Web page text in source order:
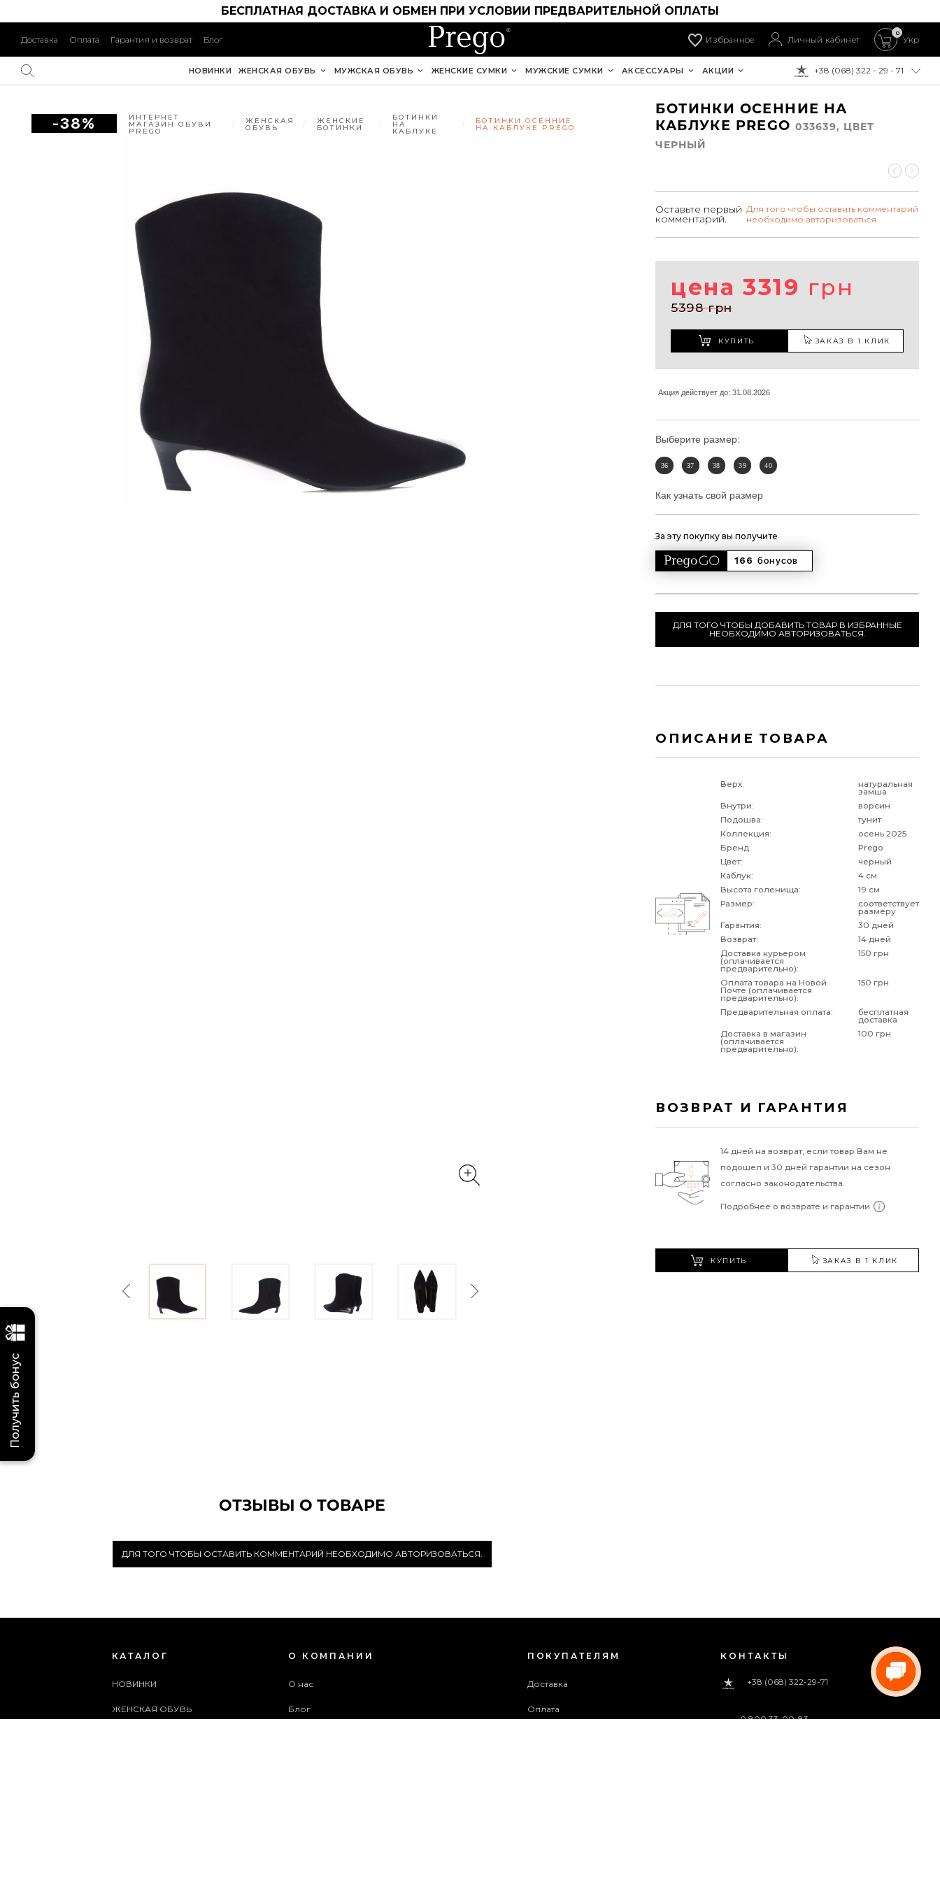
БЕСПЛАТНАЯ ДОСТАВКА И ОБМЕН ПРИ УСЛОВИИ ПРЕДВАРИТЕЛЬНОЙ ОПЛАТЫ
Доставка Оплата Гарантия и возврат Блог Избранное Личный кабинет
0
Укр
К ОПЛАТЕ:
+38 (068) 322 - 29 - 71
НОВИНКИ ЖЕНСКАЯ ОБУВЬ МУЖСКАЯ ОБУВЬ ЖЕНСКИЕ СУМКИ МУЖСКИЕ СУМКИ АКСЕССУАРЫ АКЦИИ
-38% ИНТЕРНЕТ
МАГАЗИН ОБУВИ
PREGO
ЖЕНСКАЯ
ОБУВЬ
ЖЕНСКИЕ
БОТИНКИ
БОТИНКИ
НА
КАБЛУКЕ
БОТИНКИ ОСЕННИЕ
НА КАБЛУКЕ PREGO
Previous Next
ОТЗЫВЫ О ТОВАРЕ
ДЛЯ ТОГО ЧТОБЫ ОСТАВИТЬ КОММЕНТАРИЙ НЕОБХОДИМО АВТОРИЗОВАТЬСЯ.
БОТИНКИ ОСЕННИЕ НА
КАБЛУКЕ PREGO033639, ЦВЕТ
ЧЕРНЫЙ
Оставьте первый
комментарий.
Для того чтобы оставить комментарий
необходимо авторизоваться.
цена 3319 грн
5398 грн
КУПИТЬ ЗАКАЗ В 1 КЛИК
Акция действует до: 31.08.2026
Выберите размер:
36 37 38 39 40
Как узнать свой размер
За эту покупку вы получите
166 бонусов
ДЛЯ ТОГО ЧТОБЫ ДОБАВИТЬ ТОВАР В ИЗБРАННЫЕ
НЕОБХОДИМО АВТОРИЗОВАТЬСЯ.
ОПИСАНИЕ ТОВАРА
Верх: натуральная
замша
Внутри:
ворсин
Подошва:
тунит
Коллекция:
осень 2025
Бренд:
Prego
Цвет:
черный
Каблук:
4 см
Высота голенища:
19 см
Размер:
соответствует
размеру
Гарантия:
30 дней
Возврат:
14 дней
Доставка курьером
(оплачивается
предварительно):
150 грн
Оплата товара на Новой
Почте (оплачивается
предварительно):
150 грн
Предварительная оплата: бесплатная
доставка
Доставка в магазин
(оплачивается
предварительно):
100 грн
ВОЗВРАТ И ГАРАНТИЯ
14 дней на возврат, если товар Вам не
подошел и 30 дней гарантии на сезон
согласно законодательства.
Подробнее о возврате и гарантии
КУПИТЬ ЗАКАЗ В 1 КЛИК
КАТАЛОГ
НОВИНКИ
ЖЕНСКАЯ ОБУВЬ
О КОМПАНИИ
О нас
Блог
ПОКУПАТЕЛЯМ
Доставка
Оплата
КОНТАКТЫ
+38 (068) 322-29-71
0 800 33-00-83
Получить бонус